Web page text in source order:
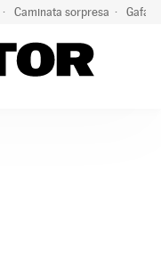
Caminata sorpresa Gafas